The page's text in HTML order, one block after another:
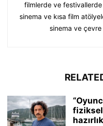
filmlerde ve festivallerde
sinema ve kısa film
sinema ve